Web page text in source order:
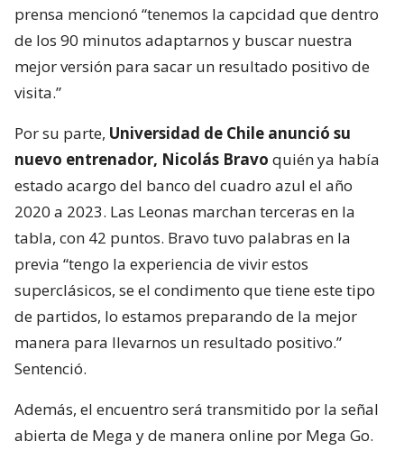
prensa mencionó “tenemos la capcidad que dentro
de los 90 minutos adaptarnos y buscar nuestra
mejor versión para sacar un resultado positivo de
visita.”
Por su parte, Universidad de Chile anunció su
nuevo entrenador, Nicolás Bravo quién ya había
estado acargo del banco del cuadro azul el año
2020 a 2023. Las Leonas marchan terceras en la
tabla, con 42 puntos. Bravo tuvo palabras en la
previa “tengo la experiencia de vivir estos
superclásicos, se el condimento que tiene este tipo
de partidos, lo estamos preparando de la mejor
manera para llevarnos un resultado positivo.”
Sentenció.
Además, el encuentro será transmitido por la señal
abierta de Mega y de manera online por Mega Go.